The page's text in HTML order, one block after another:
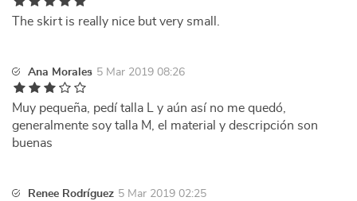
The skirt is really nice but very small.
Ana Morales 5 Mar 2019 08:26
Muy pequeña, pedí talla L y aún así no me quedó,
generalmente soy talla M, el material y descripción son
buenas
Renee Rodríguez 5 Mar 2019 02:25